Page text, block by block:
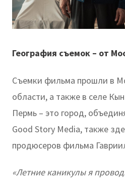
География съемок – от
Съемки фильма прошли в
области, а также в селе
Пермь – это город,
Good Story Media, также
продюсеров фильма
«Летние каникулы я